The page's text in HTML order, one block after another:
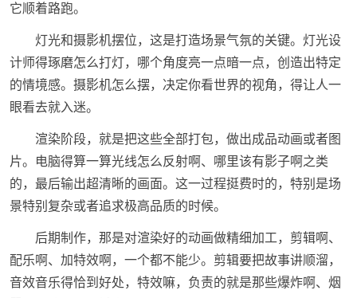
它顺着路跑。
灯光和摄影机摆位，这是打造场景气氛的关键。灯光设
计师得琢磨怎么打灯，哪个角度亮一点暗一点，创造出特定
的情境感。摄影机怎么摆，决定你看世界的视角，得让人一
眼看去就入迷。
渲染阶段，就是把这些全部打包，做出成品动画或者图
片。电脑得算一算光线怎么反射啊、哪里该有影子啊之类
的，最后输出超清晰的画面。这一过程挺费时的，特别是场
景特别复杂或者追求极高品质的时候。
后期制作，那是对渲染好的动画做精细加工，剪辑啊、
配乐啊、加特效啊，一个都不能少。剪辑要把故事讲顺溜，
音效音乐得恰到好处，特效嘛，负责的就是那些爆炸啊、烟